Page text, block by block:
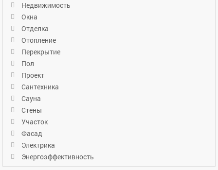
Недвижимость
Окна
Отделка
Отопление
Перекрытие
Пол
Проект
Сантехника
Сауна
Стены
Участок
Фасад
Электрика
Энергоэффективность